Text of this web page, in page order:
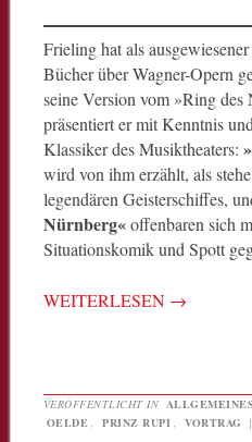
Frieling hat als
Bücher über Wagner-Opern
seine Version vom »Ring
präsentiert er mit Kenntnis
Klassiker des Musiktheaters:
wird von ihm erzählt, als
legendären Geisterschiffes,
Nürnberg«offenbaren sich
Situationskomik und Spott
WEITERLESEN →
VERÖFFENTLICHT IN ALLGEMEINES
OELDE
PRINZ RUPI VORTRAG |